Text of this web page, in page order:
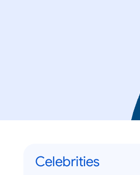
Celebrities